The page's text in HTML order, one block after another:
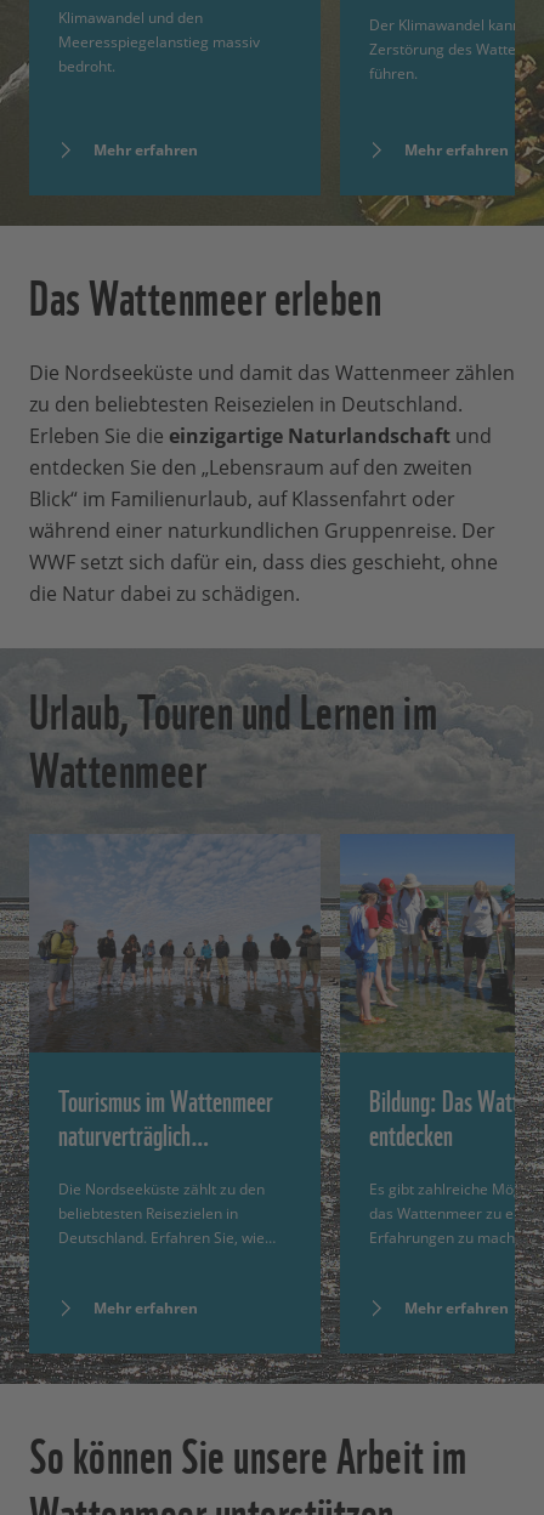
Klimawandel und den
Meeresspiegelanstieg massiv
bedroht.
Mehr erfahren
Der Klimawandel kann
Zerstörung des
führen.
Mehr erfahren
Das Wattenmeer erleben
Die Nordseeküste und damit das Wattenmeer zählen
zu den beliebtesten Reisezielen in Deutschland.
Erleben Sie die einzigartige Naturlandschaft und
entdecken Sie den „Lebensraum auf den zweiten
Blick“ im Familienurlaub, auf Klassenfahrt oder
während einer naturkundlichen Gruppenreise. Der
WWF setzt sich dafür ein, dass dies geschieht, ohne
die Natur dabei zu schädigen.
Urlaub, Touren und Lernen im
Wattenmeer
Tourismus im Wattenmeer
naturverträglich…
Die Nordseeküste zählt zu den
beliebtesten Reisezielen in
Deutschland. Erfahren Sie, wie…
Mehr erfahren
Bildung: Das
entdecken
Es gibt zahlreiche
das Wattenmeer zu
Erfahrungen zu machen…
Mehr erfahren
So können Sie unsere Arbeit im